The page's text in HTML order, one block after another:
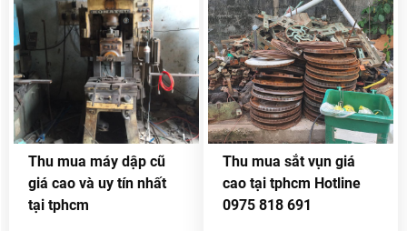
không giới hạn .
thì qua bài viết này các
bạn sẽ rõ hơn .
Thu mua máy dập cũ
giá cao và uy tín nhất
tại tphcm
Thu mua sắt vụn giá
cao tại tphcm Hotline
0975 818 691